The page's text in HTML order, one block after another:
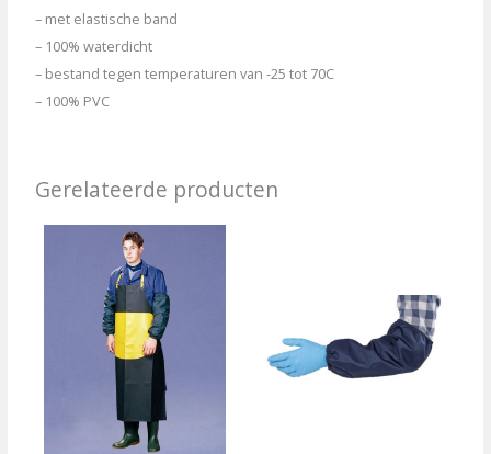
– met elastische band
– 100% waterdicht
– bestand tegen temperaturen van -25 tot 70C
– 100% PVC
Gerelateerde producten